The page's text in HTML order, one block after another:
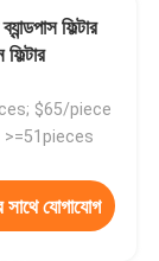
ফিল্টার
$65/piece
সাথে যোগাযোগ